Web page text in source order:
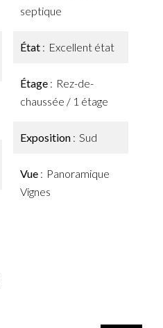
septique
État Excellent état
Étage
Rez-de-
chaussée / 1 étage
Exposition Sud
Vue
Panoramique
Vignes